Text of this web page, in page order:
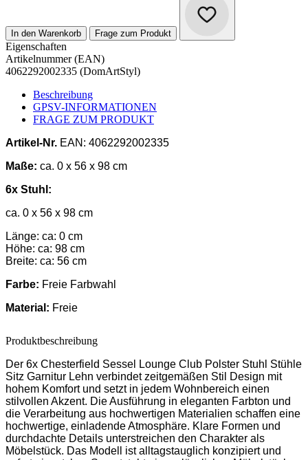
In den Warenkorb Frage zum Produkt
Eigenschaften
Artikelnummer (EAN)
4062292002335 (DomArtStyl)
Beschreibung
GPSV-INFORMATIONEN
FRAGE ZUM PRODUKT
Artikel-Nr. EAN: 4062292002335
Maße: ca. 0 x 56 x 98 cm
6x Stuhl:
ca. 0 x 56 x 98 cm
Länge: ca: 0 cm
Höhe: ca: 98 cm
Breite: ca: 56 cm
Farbe: Freie Farbwahl
Material: Freie
Produktbeschreibung
Der 6x Chesterfield Sessel Lounge Club Polster Stuhl Stühle
Sitz Garnitur Lehn verbindet zeitgemäßen Stil Design mit
hohem Komfort und setzt in jedem Wohnbereich einen
stilvollen Akzent. Die Ausführung in eleganten Farbton und
die Verarbeitung aus hochwertigen Materialien schaffen eine
hochwertige, einladende Atmosphäre. Klare Formen und
durchdachte Details unterstreichen den Charakter als
Möbelstück. Das Modell ist alltagstauglich konzipiert und